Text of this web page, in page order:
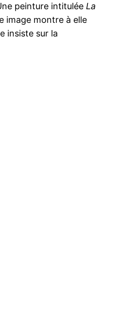
peinture intitulée La
image montre à elle
insiste sur la